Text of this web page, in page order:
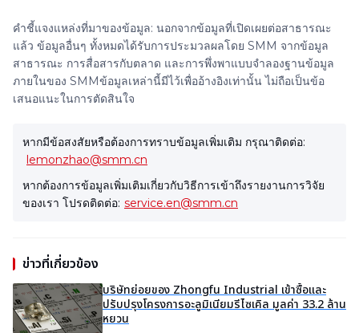
คำชี้แจงแหล่งที่มาของข้อมูล: นอกจากข้อมูลที่เปิดเผยต่อสาธารณะ
แล้ว ข้อมูลอื่นๆ ทั้งหมดได้รับการประมวลผลโดย SMM จากข้อมูล
สาธารณะ การสื่อสารกับตลาด และการพึ่งพาแบบจำลองฐานข้อมูล
ภายในของ SMMข้อมูลเหล่านี้มีไว้เพื่ออ้างอิงเท่านั้น ไม่ถือเป็นข้อ
เสนอแนะในการตัดสินใจ
หากมีข้อสงสัยหรือต้องการทราบข้อมูลเพิ่มเติม กรุณาติดต่อ:
lemonzhao@smm.cn
หากต้องการข้อมูลเพิ่มเติมเกี่ยวกับวิธีการเข้าถึงรายงานการวิจัย
ของเรา โปรดติดต่อ: service.en@smm.cn
ข่าวที่เกี่ยวข้อง
บริษัทย่อยของ Zhongfu Industrial เข้าซื้อและ
ปรับปรุงโครงการอะลูมิเนียมรีไซเคิล มูลค่า 33.2 ล้าน
หยวน